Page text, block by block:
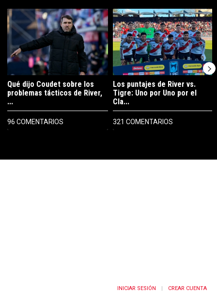
Un artículo de tendencia con el título "Qué dijo Coudet sobre los
Qué dijo Coudet sobre los
problemas tácticos de River,
...
96 COMENTARIOS
Un artículo de tendencia con el
Los puntajes de River vs.
Tigre: Uno por Uno por el
Cla...
321 COMENTARIOS
INICIAR SESIÓN CREAR CUENTA